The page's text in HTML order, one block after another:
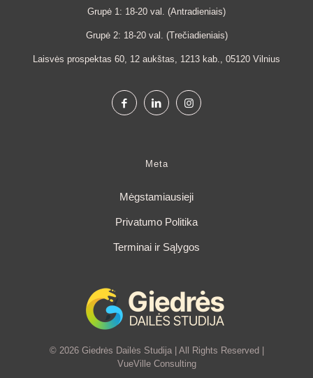
Grupė 1: 18-20 val. (Antradieniais)
Grupė 2: 18-20 val. (Trečiadieniais)
Laisvės prospektas 60, 12 aukštas, 1213 kab., 05120 Vilnius
Meta
Mėgstamiausieji
Privatumo Politika
Terminai ir Sąlygos
© 2026 Giedrės Dailės Studija | All Rights Reserved |
VueVille Consulting